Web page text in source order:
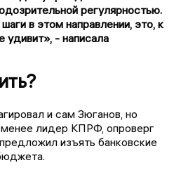
регулярностью.
в этом направлении, это, к
удивит», - написала
и сам Зюганов, но
лидер КПРФ, опроверг
изъять банковские